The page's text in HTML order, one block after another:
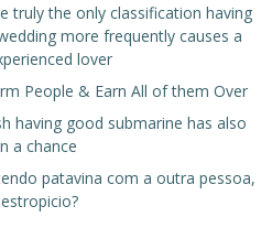
truly the only classification having
more frequently causes a
lover
People & Earn All of them Over
having good submarine has also
a chance
patavina com a outra pessoa,